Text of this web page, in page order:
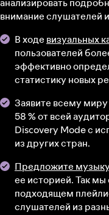
внимание слушателей
В ходе визуальных
пользователей
эффективно
статистику новых
Заявите всему
58 % от всей
Discovery Mode с
из других стран.
Предложите
ее историей. Так
подходящем
слушателей из